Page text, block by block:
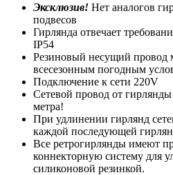
Эксклюзив! Нет аналогов
подвесов
Гирлянда отвечает
IP54
Резиновый несущий провод
всесезонным погодным
Подключение к сети 220V
Сетевой провод от
метра!
При удлинении гирлянд
каждой последующей
Все ретрогирлянды имеют
коннекторную систему для
силиконовой резинкой.